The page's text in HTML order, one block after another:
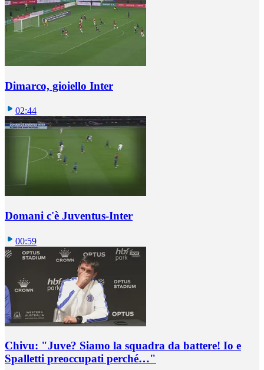
Dimarco, gioiello Inter
02:44
Domani c'è Juventus-Inter
00:59
Chivu: "Juve? Siamo la squadra da battere! Io e
Spalletti preoccupati perché…"